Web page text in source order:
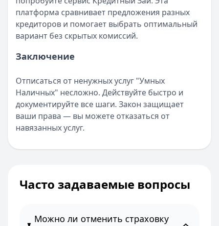
платформа сравнивает предложения разных
кредиторов и помогает выбрать оптимальный
вариант без скрытых комиссий.
Заключение
Отписаться от ненужных услуг "Умных
Наличных" несложно. Действуйте быстро и
документируйте все шаги. Закон защищает
ваши права — вы можете отказаться от
навязанных услуг.
Часто задаваемые вопросы
Можно ли отменить страховку